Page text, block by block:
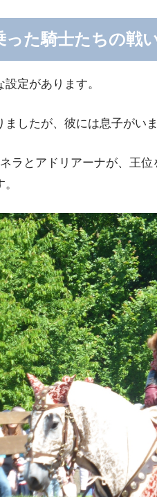
った騎士たちの戦
定があります。
したが、彼には息子がい
ラとアドリアーナが、王